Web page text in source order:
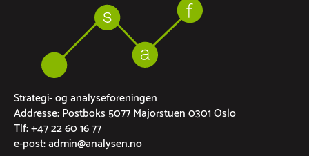
Strategi- og analyseforeningen
Addresse: Postboks 5077 Majorstuen 0301 Oslo
Tlf: +47 22 60 16 77
e-post: admin@analysen.no